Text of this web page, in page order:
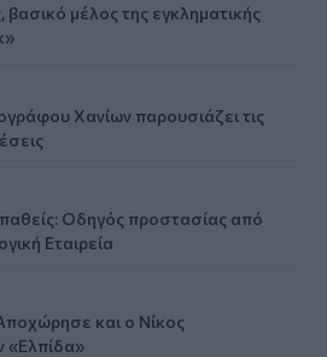
μέλος της εγκληματικής
Χανίων παρουσιάζει τις
Οδηγός προστασίας από
Εταιρεία
και ο Νίκος
«Ελπίδα»